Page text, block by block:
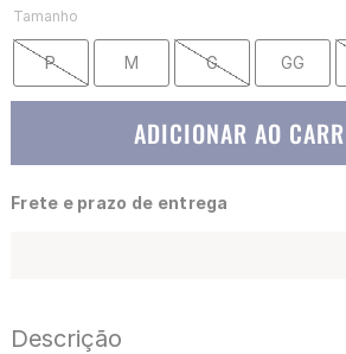
Tamanho
P M G GG
ADICIONAR AO
Frete e prazo de entrega
Descrição